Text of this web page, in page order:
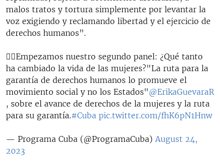
malos tratos y tortura simplemente por levantar la
voz exigiendo y reclamando libertad y el ejercicio de
derechos humanos”.
🙇‍♀️Empezamos nuestro segundo panel: ¿Qué tanto
ha cambiado la vida de las mujeres?"La ruta para la
garantía de derechos humanos lo promueve el
movimiento social y no los Estados"@ErikaGuevaraR
, sobre el avance de derechos de la mujeres y la ruta
para su garantía.#Cuba pic.twitter.com/fhK6pN1Hnw
— Programa Cuba (@ProgramaCuba) August 24,
2023